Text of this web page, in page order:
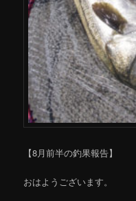
【8月前半の釣果報告】
おはようございます。